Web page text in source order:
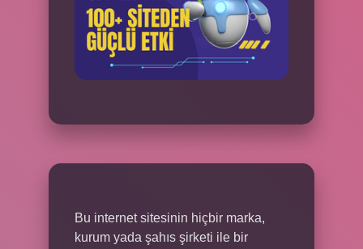
Bu internet sitesinin hiçbir marka,
kurum yada şahıs şirketi ile bir